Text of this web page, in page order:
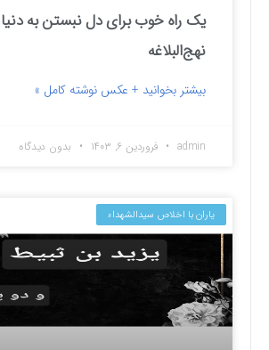
یک راه خوب برای دل نبستن به دنیا
نهج‌البلاغه
بیشتر بخوانید + عکس نوشته کامل »
admin فروردین ۶, ۱۴۰۳ بدون دیدگاه
یاران با اخلاص سیدالشهداء